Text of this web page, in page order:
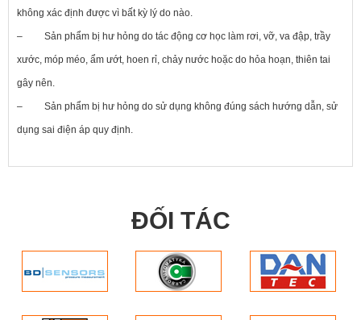
không xác định được vì bất kỳ lý do nào.
– Sản phẩm bị hư hỏng do tác động cơ học làm rơi, vỡ, va đập, trầy
xước, móp méo, ẩm ướt, hoen rỉ, chảy nước hoặc do hỏa hoạn, thiên tai
gây nên.
– Sản phẩm bị hư hỏng do sử dụng không đúng sách hướng dẫn, sử
dụng sai điện áp quy định.
ĐỐI TÁC